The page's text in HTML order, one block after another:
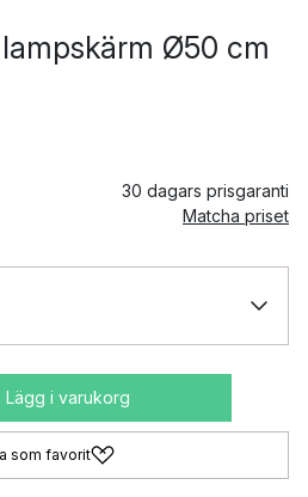
Ø50 cm
30 dagars prisgaranti
Matcha priset
Lägg i varukorg
som favorit